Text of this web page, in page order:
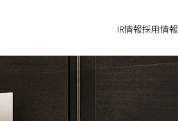
IR情報採用情報